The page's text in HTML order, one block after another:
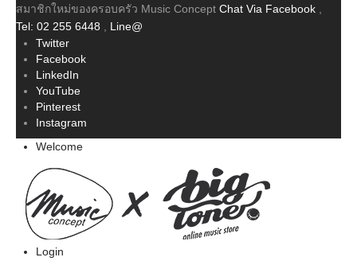
สมาชิกใหม่ของครอบครัว Music Concept Chat Via Facebook
Tel: 02 255 6448
Line@
Twitter
Facebook
LinkedIn
YouTube
Pinterest
Instagram
Welcome
Login